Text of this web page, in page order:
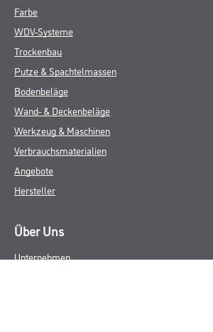
Farbe
WDV-Systeme
Trockenbau
Putze & Spachtelmassen
Bodenbeläge
Wand- & Deckenbeläge
Werkzeug & Maschinen
Verbrauchsmaterialien
Angebote
Hersteller
Über Uns
Unternehmen